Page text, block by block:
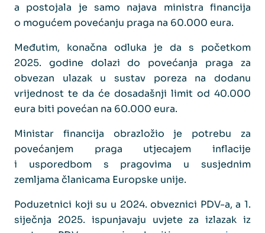
a postojala je samo najava ministra financija
o mogućem povećanju praga na 60.000 eura.
Međutim, konačna odluka je da s početkom
2025. godine dolazi do povećanja praga za
obvezan ulazak u sustav poreza na dodanu
vrijednost te da će dosadašnji limit od 40.000
eura biti povećan na 60.000 eura.
Ministar financija obrazložio je potrebu za
povećanjem praga utjecajem inflacije
i usporedbom s pragovima u susjednim
zemljama članicama Europske unije.
Poduzetnici koji su u 2024. obveznici PDV-a, a 1.
siječnja 2025. ispunjavaju uvjete za izlazak iz